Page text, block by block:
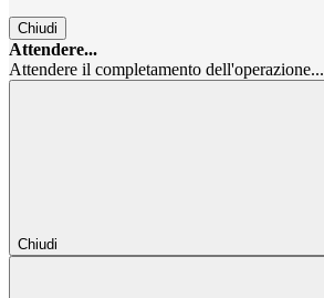
Chiudi
Attendere...
Attendere il completamento dell'operazione...
Chiudi